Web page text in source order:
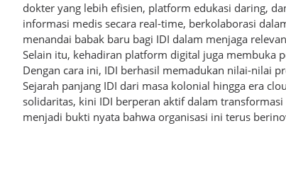
dokter yang lebih efisien, platform edukasi daring,
informasi medis secara real-time, berkolaborasi
menandai babak baru bagi IDI dalam menjaga
Selain itu, kehadiran platform digital juga membuka
Dengan cara ini, IDI berhasil memadukan nilai-nilai
Sejarah panjang IDI dari masa kolonial hingga era
solidaritas, kini IDI berperan aktif dalam
menjadi bukti nyata bahwa organisasi ini terus